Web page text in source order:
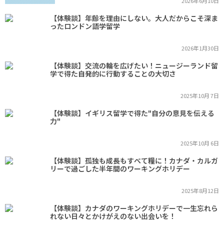
【体験談】年齢を理由にしない。大人だからこそ深ま
ったロンドン語学留学
2026年1月30日
【体験談】交流の輪を広げたい！ニュージーランド留
学で得た自発的に行動することの大切さ
2025年10月 7日
【体験談】イギリス留学で得た"自分の意見を伝える
力"
2025年10月 6日
【体験談】孤独も成長もすべて糧に！カナダ・カルガ
リーで過ごした半年間のワーキングホリデー
2025年8月12日
【体験談】カナダのワーキングホリデーで一生忘れら
れない日々とかけがえのない出会いを！